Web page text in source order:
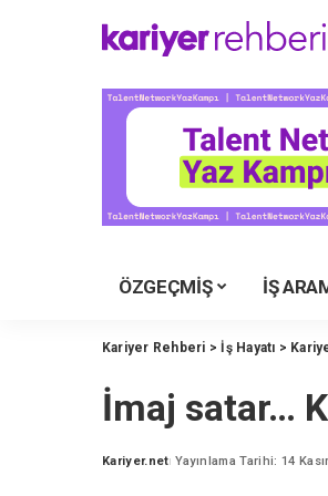
ÖZGEÇMİŞ İŞ
Kariyer Rehberi > İş Hayatı >
İmaj satar…
Posted
Kariyer.net Yayınlama Tarihi: 14